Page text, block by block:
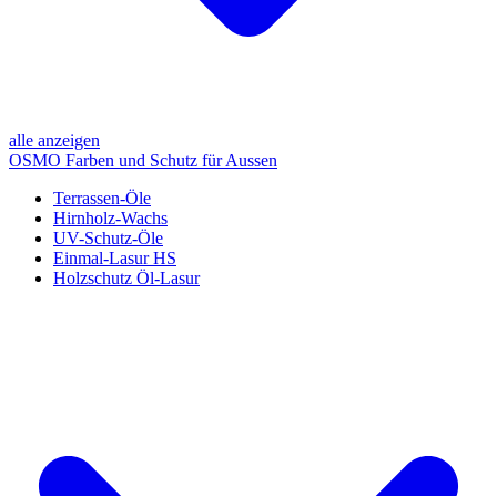
alle anzeigen
OSMO Farben und Schutz für Aussen
Terrassen-Öle
Hirnholz-Wachs
UV-Schutz-Öle
Einmal-Lasur HS
Holzschutz Öl-Lasur